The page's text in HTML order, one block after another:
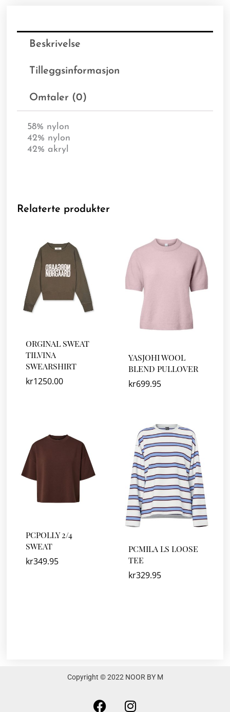
Beskrivelse
Tilleggsinformasjon
Omtaler (0)
58% nylon
42% nylon
42% akryl
Relaterte produkter
ORGINAL SWEAT
TILVINA
SWEARSHIRT
kr1250.00
YASJOHI WOOL
BLEND PULLOVER
kr699.95
PCPOLLY 2/4
SWEAT
kr349.95
PCMILA LS LOOSE
TEE
kr329.95
Copyright © 2022 NOOR BY M
F
I